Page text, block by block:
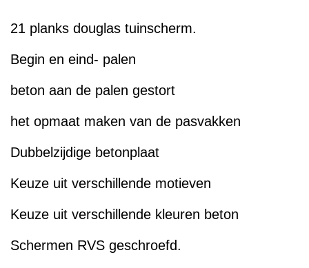
21 planks douglas tuinscherm.
Begin en eind- palen
beton aan de palen gestort
het opmaat maken van de pasvakken
Dubbelzijdige betonplaat
Keuze uit verschillende motieven
Keuze uit verschillende kleuren beton
Schermen RVS geschroefd.